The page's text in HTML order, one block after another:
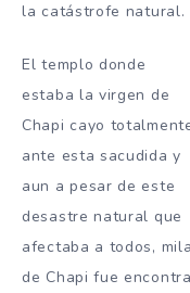
la catástrofe natural.
El templo donde
estaba la virgen de
Chapi cayo
ante esta sacudida y
aun a pesar de este
desastre natural que
afectaba a todos,
de Chapi fue